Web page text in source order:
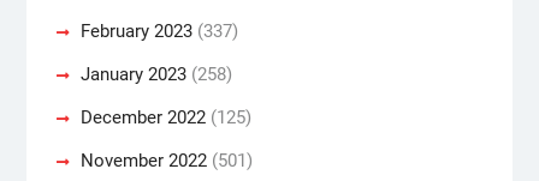
February 2023(337)
January 2023(258)
December 2022(125)
November 2022(501)